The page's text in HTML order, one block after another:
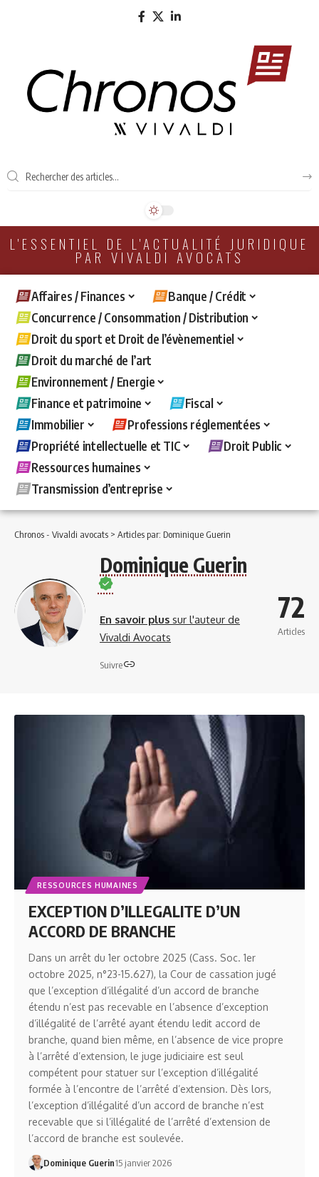
L'ESSENTIEL DE L'ACTUALITÉ JURIDIQUE
PAR VIVALDI AVOCATS
Affaires / Finances
Banque / Crédit
Concurrence / Consommation / Distribution
Droit du sport et Droit de l’évènementiel
Droit du marché de l’art
Environnement / Energie
Finance et patrimoine
Fiscal
Immobilier
Professions réglementées
Propriété intellectuelle et TIC
Droit Public
Ressources humaines
Transmission d’entreprise
Chronos - Vivaldi avocats > Articles par: Dominique Guerin
Dominique Guerin
En savoir plus sur l'auteur de
Vivaldi Avocats
Suivre
72
Articles
RESSOURCES HUMAINES
EXCEPTION D’ILLEGALITE D’UN
ACCORD DE BRANCHE
Dans un arrêt du 1er octobre 2025 (Cass. Soc. 1er
octobre 2025, n°23-15.627), la Cour de cassation jugé
que l’exception d’illégalité d’un accord de branche
étendu n’est pas recevable en l’absence d’exception
d’illégalité de l’arrêté ayant étendu ledit accord de
branche, quand bien même, en l’absence de vice propre
à l’arrêté d’extension, le juge judiciaire est seul
compétent pour statuer sur l’exception d’illégalité
formée à l’encontre de l’arrêté d’extension. Dès lors,
l’exception d’illégalité d’un accord de branche n’est
recevable que si l’illégalité de l’arrêté d’extension de
l’accord de branche est soulevée.
Dominique Guerin15 janvier 2026